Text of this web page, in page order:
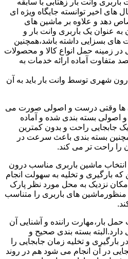
اخیر توانسته جایگاه ویژه ای
دهد و علاوه بر ماشین های
عنوان یک باربری وانت بار و
های بسزایی داشته باشد،همچنین
زمینه حمل انواع کالا و محصولات
متفاوت آماده ارائه خدمات به
شهری توسط وانت بار باید به آن
آن ها وقتی درست و اصولی صورت می
اصولی بسته بندی شده و آماده
جابجایی راحت و بدون کمترین
بسته بندی باعث سرعت در
را راحت تر می کند.
ماشین باربری مناسب درون
که بارگیری و تخلیه به سهولت انجام
نزدیک به محل مورد نظر پارک
منظورماشین های باربری را متناسب
بار،مهارت راننده و آشنایی آن
بسته بندی صحیح و
بارگیری و تخلیه زمان جابجایی را
در آن انجام می شود هم در روند